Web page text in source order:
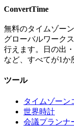
ConvertTime
無料のタイムゾー
グローバルワーク
行えます。日の出
など、すべてが1か
ツール
タイムゾーン
世界時計
会議プランナ